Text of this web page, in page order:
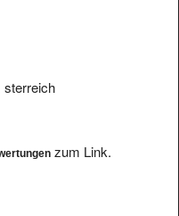
sterreich
zum Link.